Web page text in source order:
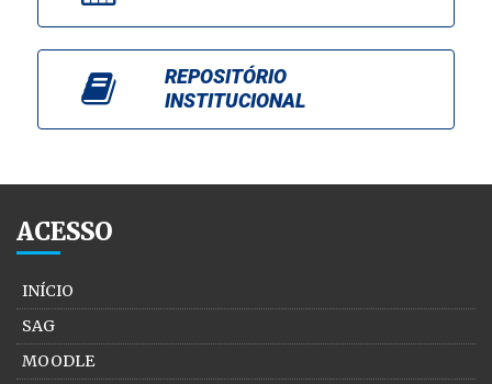
REPOSITÓRIO
INSTITUCIONAL
ACESSO
INÍCIO
SAG
MOODLE